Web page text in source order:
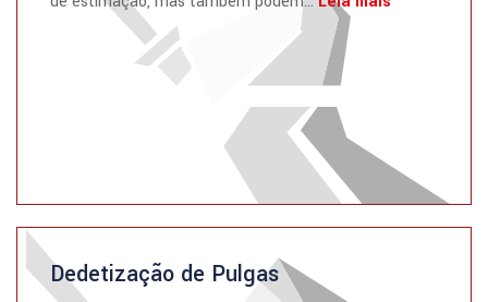
Dedetização de Pulgas